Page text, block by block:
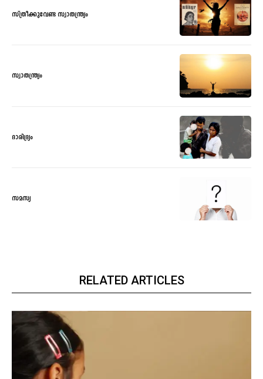
സ്ത്രീക്കുവേണ്ട സ്വാതന്ത്ര്യം
സ്വാതന്ത്ര്യം
ദാരിദ്ര്യം
സമസ്യ
RELATED ARTICLES